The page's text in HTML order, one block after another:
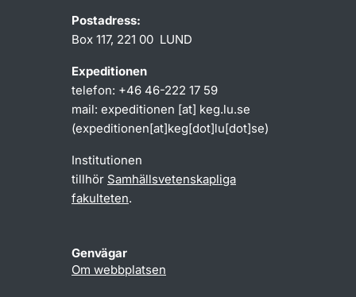
Postadress:
Box 117, 221 00 LUND
Expeditionen
telefon: +46 46-222 17 59
mail: expeditionen [at] keg.lu.se
(expeditionen[at]keg[dot]lu[dot]se)
Institutionen
tillhör Samhällsvetenskapliga
fakulteten.
Genvägar
Om webbplatsen